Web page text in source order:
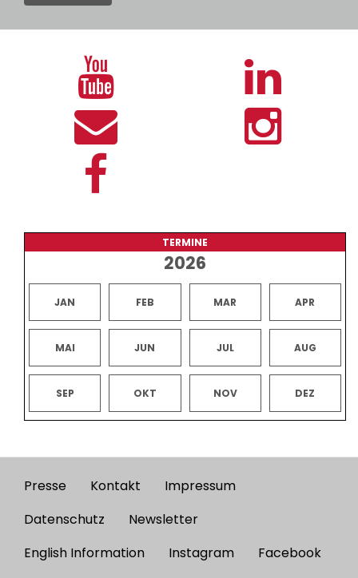
TERMINE
2026
JAN FEB MAR APR
MAI JUN JUL AUG
SEP OKT NOV DEZ
Footer
menu
Presse Kontakt
Impressum
Datenschutz
Newsletter
English Information
Instagram
Facebook